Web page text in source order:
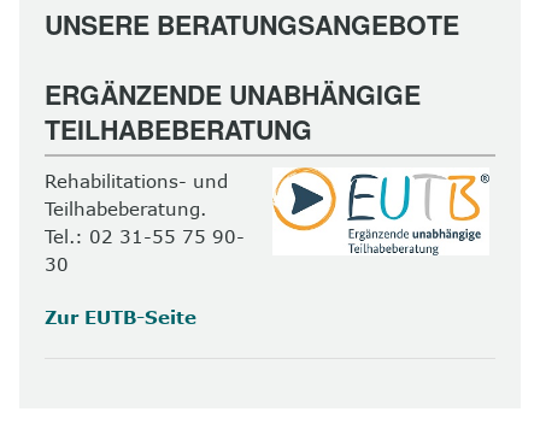
UNSERE BERATUNGSANGEBOTE
ERGÄNZENDE UNABHÄNGIGE
TEILHABEBERATUNG
Rehabilitations- und
Teilhabeberatung.
Tel.: 02 31-55 75 90-
30
Zur EUTB-Seite